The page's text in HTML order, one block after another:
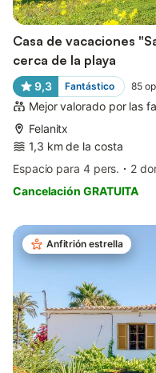
Casa de vacaciones
cerca de la playa
9,3 Fantástico 85
Mejor valorado por las
Felanitx
1,3 km de la costa
Espacio para 4 pers.
2
Cancelación GRATUITA
Anfitrión estrella